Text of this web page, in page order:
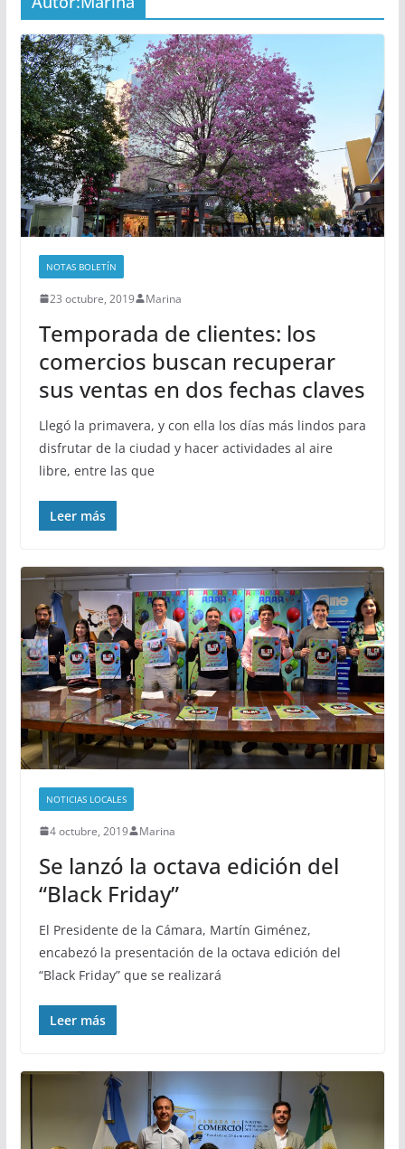
NOTAS BOLETÍN
23 octubre, 2019 Marina
Temporada de clientes: los
comercios buscan recuperar
sus ventas en dos fechas claves
Llegó la primavera, y con ella los días más lindos para
disfrutar de la ciudad y hacer actividades al aire
libre, entre las que
Leer más
NOTICIAS LOCALES
4 octubre, 2019 Marina
Se lanzó la octava edición del
“Black Friday”
El Presidente de la Cámara, Martín Giménez,
encabezó la presentación de la octava edición del
“Black Friday” que se realizará
Leer más